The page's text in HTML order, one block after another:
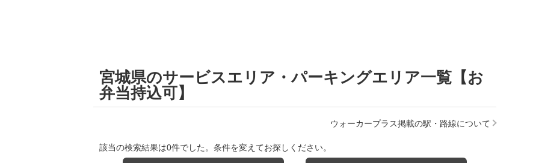
宮城県のサービスエリア・パーキングエリア一覧【お
弁当持込可】
ウォーカープラス掲載の駅・路線について
該当の検索結果は0件でした。条件を変えてお探しください。